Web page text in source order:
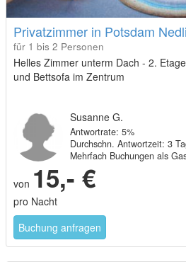
Privatzimmer in Potsdam
für 1 bis 2 Personen
Helles Zimmer unterm Dach - 2.
und Bettsofa im Zentrum
Susanne G.
Antwortrate: 5%
Durchschn. Antwortzeit: 3
Mehrfach Buchungen als
von 15,- €
pro Nacht
Buchung anfragen